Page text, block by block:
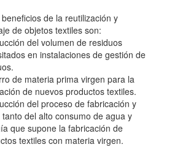
de la reutilización y
de objetos textiles son:
del volumen de residuos
en instalaciones de gestión de
de materia prima virgen para la
de nuevos productos textiles.
del proceso de fabricación y
del alto consumo de agua y
que supone la fabricación de
textiles con materia virgen.